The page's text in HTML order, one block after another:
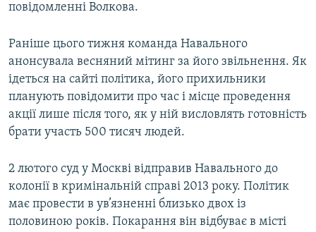
повідомленні Волкова.
Раніше цього тижня команда Навального
анонсувала весняний мітинг за його звільнення. Як
ідеться на сайті політика, його прихильники
планують повідомити про час і місце проведення
акції лише після того, як у ній висловлять готовність
брати участь 500 тисяч людей.
2 лютого суд у Москві відправив Навального до
колонії в кримінальній справі 2013 року. Політик
має провести в ув’язненні близько двох із
половиною років. Покарання він відбуває в місті